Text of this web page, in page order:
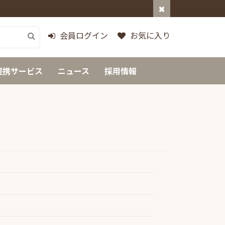
会員ログイン お気に入り
携サービス ニュース 採用情報